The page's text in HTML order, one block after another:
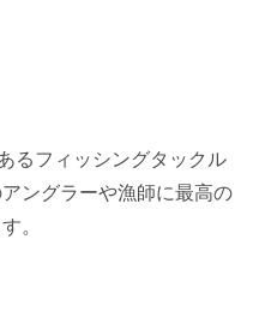
るフィッシングタックル
ングラーや漁師に最高の
。